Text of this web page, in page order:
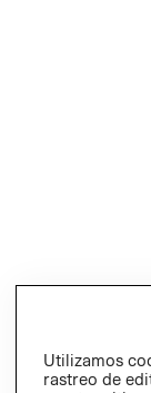
Utilizamos
rastreo de